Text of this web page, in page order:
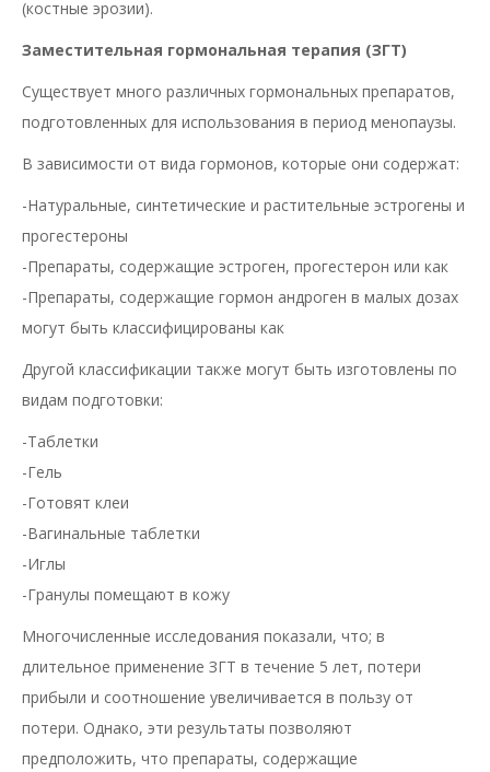
(костные эрозии).
Заместительная гормональная терапия (ЗГТ)
Существует много различных гормональных препаратов,
подготовленных для использования в период менопаузы.
В зависимости от вида гормонов, которые они содержат:
-Натуральные, синтетические и растительные эстрогены и
прогестероны
-Препараты, содержащие эстроген, прогестерон или как
-Препараты, содержащие гормон андроген в малых дозах
могут быть классифицированы как
Другой классификации также могут быть изготовлены по
видам подготовки:
-Таблетки
-Гель
-Готовят клеи
-Вагинальные таблетки
-Иглы
-Гранулы помещают в кожу
Многочисленные исследования показали, что; в
длительное применение ЗГТ в течение 5 лет, потери
прибыли и соотношение увеличивается в пользу от
потери. Однако, эти результаты позволяют
предположить, что препараты, содержащие